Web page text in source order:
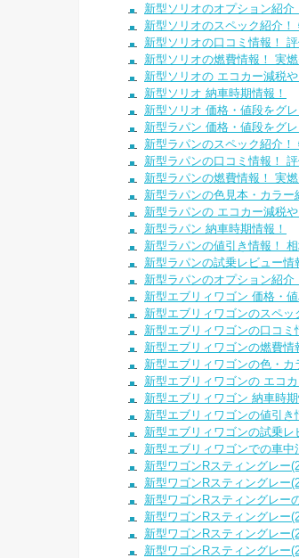
新型ソリオのオプション紹介
新型ソリオのスペック紹介！
新型ソリオの口コミ情報！
新型ソリオの燃費情報！ 実
新型ソリオの エコカー減税
新型ソリオ 納車時期情報！
新型ソリオ 価格・値段をグ
新型ラパン 価格・値段をグ
新型ラパンのスペック紹介！
新型ラパンの口コミ情報！
新型ラパンの燃費情報！ 実
新型ラパンの色見本・カラ
新型ラパンの エコカー減税
新型ラパン 納車時期情報！
新型ラパンの値引き情報！
新型ラパンの試乗レビュー情
新型ラパンのオプション紹介
新型エブリィワゴン 価格・
新型エブリィワゴンのスペッ
新型エブリィワゴンの口コ
新型エブリィワゴンの燃費
新型エブリィワゴンの色・
新型エブリィワゴンの エコ
新型エブリィワゴン 納車時期
新型エブリィワゴンの値引き
新型エブリィワゴンの試乗レ
新型エブリィワゴンでの車中
新型ワゴンRスティングレー
新型ワゴンRスティングレー
新型ワゴンRスティングレー
新型ワゴンRスティングレー
新型ワゴンRスティングレー
新型ワゴンRスティングレー